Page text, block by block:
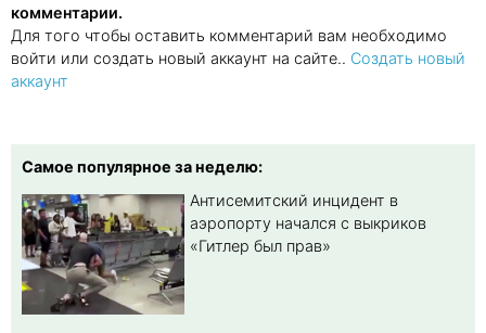
комментарии.
Для того чтобы оставить комментарий вам необходимо
войти или создать новый аккаунт на сайте.. Создать новый
аккаунт
Самое популярное за неделю:
Антисемитский инцидент в
аэропорту начался с выкриков
«Гитлер был прав»